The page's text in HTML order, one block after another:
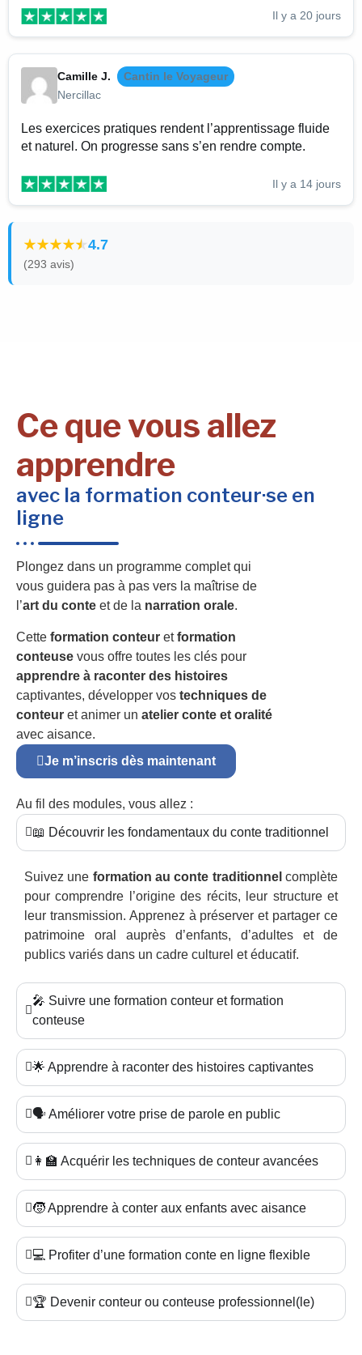
Il y a 20 jours
Camille J.
Cantin le Voyageur
Nercillac
Les exercices pratiques rendent l’apprentissage fluide
et naturel. On progresse sans s’en rendre compte.
Il y a 14 jours
4.7
(293 avis)
Ce que vous allez
apprendre
avec la formation conteur·se en
ligne
Plongez dans un programme complet qui
vous guidera pas à pas vers la maîtrise de
l’art du conte et de la narration orale.
Cette formation conteur etformation
conteuse vous offre toutes les clés pour
apprendre à raconter des histoires
captivantes, développer vos techniques de
conteur et animer un atelier conte et oralité
avec aisance.
Je m’inscris dès maintenant
Au fil des modules, vous allez :
📖 Découvrir les fondamentaux du conte traditionnel
Suivez une formation au conte traditionnel complète
pour comprendre l’origine des récits, leur structure et
leur transmission. Apprenez à préserver et partager ce
patrimoine oral auprès d’enfants, d’adultes et de
publics variés dans un cadre culturel et éducatif.
🎤 Suivre une formation conteur et formation
conteuse
🌟 Apprendre à raconter des histoires captivantes
🗣️ Améliorer votre prise de parole en public
👩‍🏫 Acquérir les techniques de conteur avancées
🧒 Apprendre à conter aux enfants avec aisance
💻 Profiter d’une formation conte en ligne flexible
🏆 Devenir conteur ou conteuse professionnel(le)